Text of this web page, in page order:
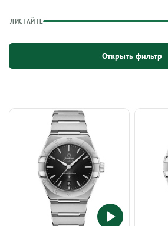
ЛИСТАЙТЕ
Открыть фильтр